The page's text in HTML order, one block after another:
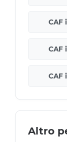
CAF
CAF
CAF
Altro